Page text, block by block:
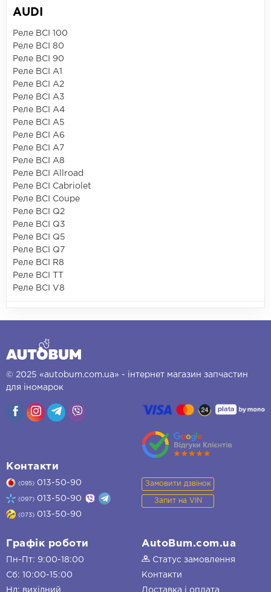
AUDI
Реле ВСІ 100
Реле ВСІ 80
Реле ВСІ 90
Реле ВСІ A1
Реле ВСІ A2
Реле ВСІ A3
Реле ВСІ A4
Реле ВСІ A5
Реле ВСІ A6
Реле ВСІ A7
Реле ВСІ A8
Реле ВСІ Allroad
Реле ВСІ Cabriolet
Реле ВСІ Coupe
Реле ВСІ Q2
Реле ВСІ Q3
Реле ВСІ Q5
Реле ВСІ Q7
Реле ВСІ R8
Реле ВСІ TT
Реле ВСІ V8
© 2025 «autobum.com.ua» - інтернет магазин запчастин
для іномарок
Контакти
(095) 013-50-90
(097) 013-50-90
(073) 013-50-90
Замовити дзвінок
Запит на VIN
Графік роботи
Пн-Пт: 9:00-18:00
Сб: 10:00-15:00
Нд: вихідний
AutoBum.com.ua
Статус замовлення
Контакти
Доставка і оплата